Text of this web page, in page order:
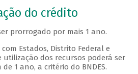
do crédito
prorrogado por mais 1 ano.
Estados, Distrito Federal e
utilização dos recursos poderá ser
1 ano, a critério do BNDES.